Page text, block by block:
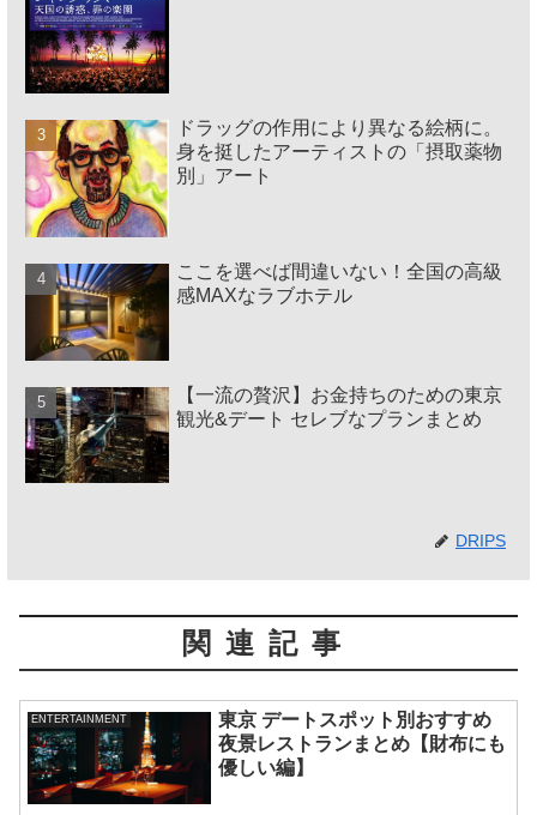
ドラッグの作用により異なる絵柄に。
身を挺したアーティストの「摂取薬物
別」アート
ここを選べば間違いない！全国の高級
感MAXなラブホテル
【一流の贅沢】お金持ちのための東京
観光&デート セレブなプランまとめ
DRIPS
関連記事
ENTERTAINMENT
東京 デートスポット別おすすめ
夜景レストランまとめ【財布にも
優しい編】